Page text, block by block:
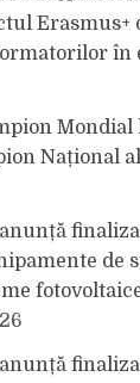
în
Național
anunță
de
anunță